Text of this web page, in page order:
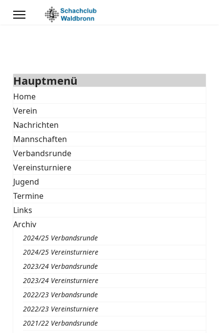
Hauptmenü
Home
Verein
Nachrichten
Mannschaften
Verbandsrunde
Vereinsturniere
Jugend
Termine
Links
Archiv
2024/25 Verbandsrunde
2024/25 Vereinsturniere
2023/24 Verbandsrunde
2023/24 Vereinsturniere
2022/23 Verbandsrunde
2022/23 Vereinsturniere
2021/22 Verbandsrunde